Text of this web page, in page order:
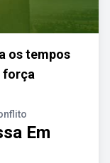
os tempos
força
Em